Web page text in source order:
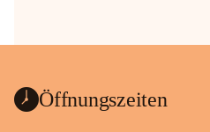
Öffnungszeiten